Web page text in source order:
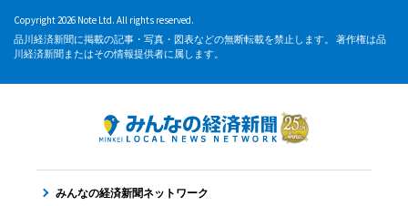
Copyright 2026 Note Ltd. All rights reserved.
品川経済新聞に掲載の記事・写真・図表などの無断転載を禁止します。 著作権は品
川経済新聞またはその情報提供者に属します。
みんなの経済新聞ネットワーク